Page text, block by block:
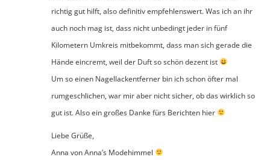
richtig gut hilft, also definitiv empfehlenswert. Was ich an ihr
auch noch mag ist, dass nicht unbedingt jeder in fünf
Kilometern Umkreis mitbekommt, dass man sich gerade die
Hände eincremt, weil der Duft so schön dezent ist
Um so einen Nagellackentferner bin ich schon öfter mal
rumgeschlichen, war mir aber nicht sicher, ob das wirklich so
gut ist. Also ein großes Danke fürs Berichten hier
Liebe Grüße,
Anna von Anna’s Modehimmel